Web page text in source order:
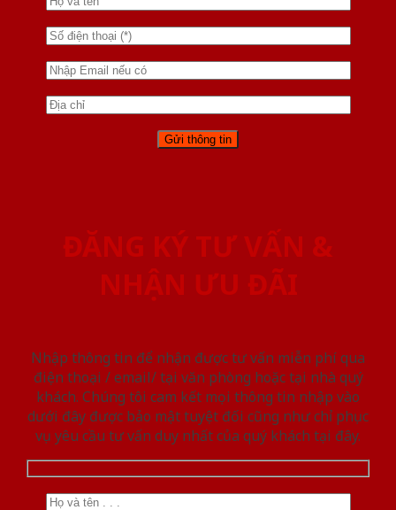
ĐĂNG KÝ TƯ VẤN &
NHẬN ƯU ĐÃI
Nhập thông tin để nhận được tư vấn miễn phí qua
điện thoại / email/ tại văn phòng hoặc tại nhà quý
khách. Chúng tôi cam kết mọi thông tin nhập vào
dưới đây được bảo mật tuyệt đối cũng như chỉ phục
vụ yêu cầu tư vấn duy nhất của quý khách tại đây.